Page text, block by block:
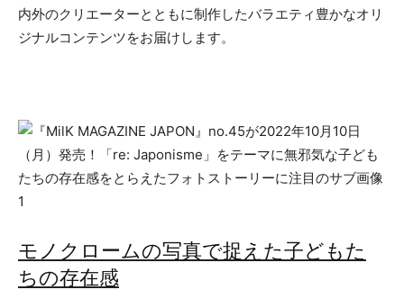
内外のクリエーターとともに制作したバラエティ豊かなオリ
ジナルコンテンツをお届けします。
モノクロームの写真で捉えた子どもた
ちの存在感